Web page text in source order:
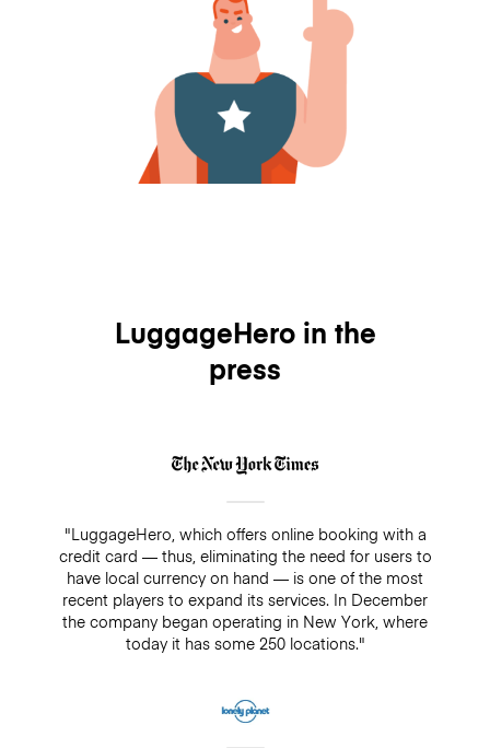
LuggageHero in the
press
"LuggageHero, which offers online booking with a
credit card — thus, eliminating the need for users to
have local currency on hand — is one of the most
recent players to expand its services. In December
the company began operating in New York, where
today it has some 250 locations."